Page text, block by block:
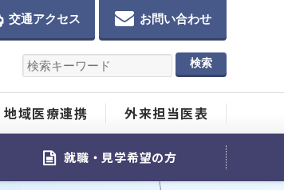
交通アクセス お問い合わせ
地域医療連携 外来担当医表
就職・見学希望の方